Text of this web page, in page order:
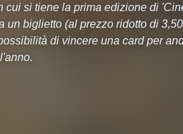
cui si tiene la prima edizione di
un biglietto (al prezzo ridotto di
di vincere una card per